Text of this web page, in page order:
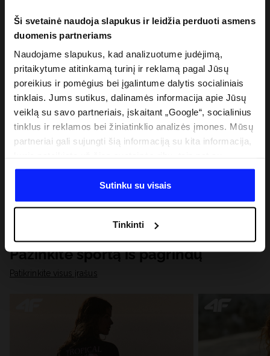
Ši svetainė naudoja slapukus ir leidžia perduoti asmens
duomenis partneriams
Naudojame slapukus, kad analizuotume judėjimą,
pritaikytume atitinkamą turinį ir reklamą pagal Jūsų
poreikius ir pomėgius bei įgalintume dalytis socialiniais
tinklais. Jums sutikus, dalinamės informacija apie Jūsų
veiklą su savo partneriais, įskaitant „Google“, socialinius
tinklus ir reklamos bei žiniatinklio analizės įmones. Mūsų
partneriai gali sujungti šią informaciją su kita informacija,
duomenimis, kuriuos jie gauna, kai naudojatės jų
paslaugomis. Gavus Jūsų leidimą, mes galime perduoti
Jūsų asmeninę informaciją savo partneriams, siekdami
analitinius tyrimus, pritaikyti turinį ir tobulinti mūsų
partnerių siūlomus sprendimus (pvz., socialinius tinklus).
Išsamią informaciją rasite mūsų Privatumo politikoje ir
skiltyje „Išsami informacija“.
Sutinku su visais
Tinkinti
Pažinkite sportą iš pagrindų
Patikrinkite visus įrašus